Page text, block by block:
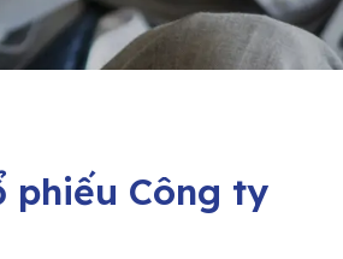
phiếu Công ty